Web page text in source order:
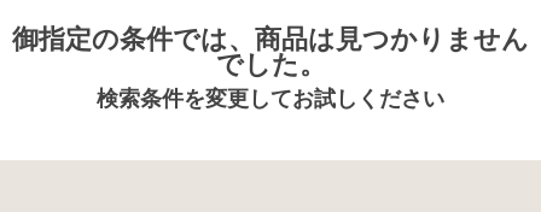
御指定の条件では、商品は見つかりません
でした。
検索条件を変更してお試しください